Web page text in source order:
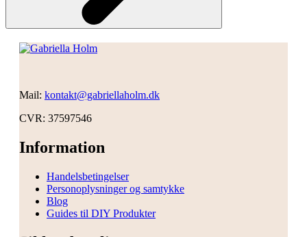
Mail: kontakt@gabriellaholm.dk
CVR: 37597546
Information
Handelsbetingelser
Personoplysninger og samtykke
Blog
Guides til DIY Produkter